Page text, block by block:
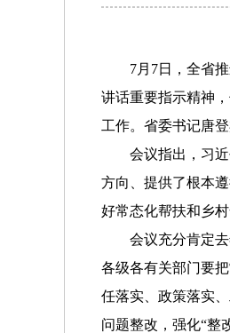
7月7日，全省
讲话重要指示精神
工作。省委书记唐
会议指出，习近平
方向、提供了根本
好常态化帮扶和乡
会议充分肯定去年
各级各有关部门要
任落实、政策落实
问题整改，强化“